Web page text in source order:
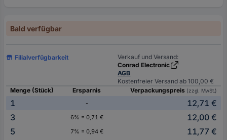
Bald verfügbar
Filialverfügbarkeit
Verkauf und Versand:
Conrad Electronic
AGB
Kostenfreier Versand ab 100,00 €
Menge (Stück)
Ersparnis Verpackungspreis (zzgl. MwSt.)
1 -
12,71 €
3
6% = 0,71 €
12,00 €
5
7% = 0,94 €
11,77 €